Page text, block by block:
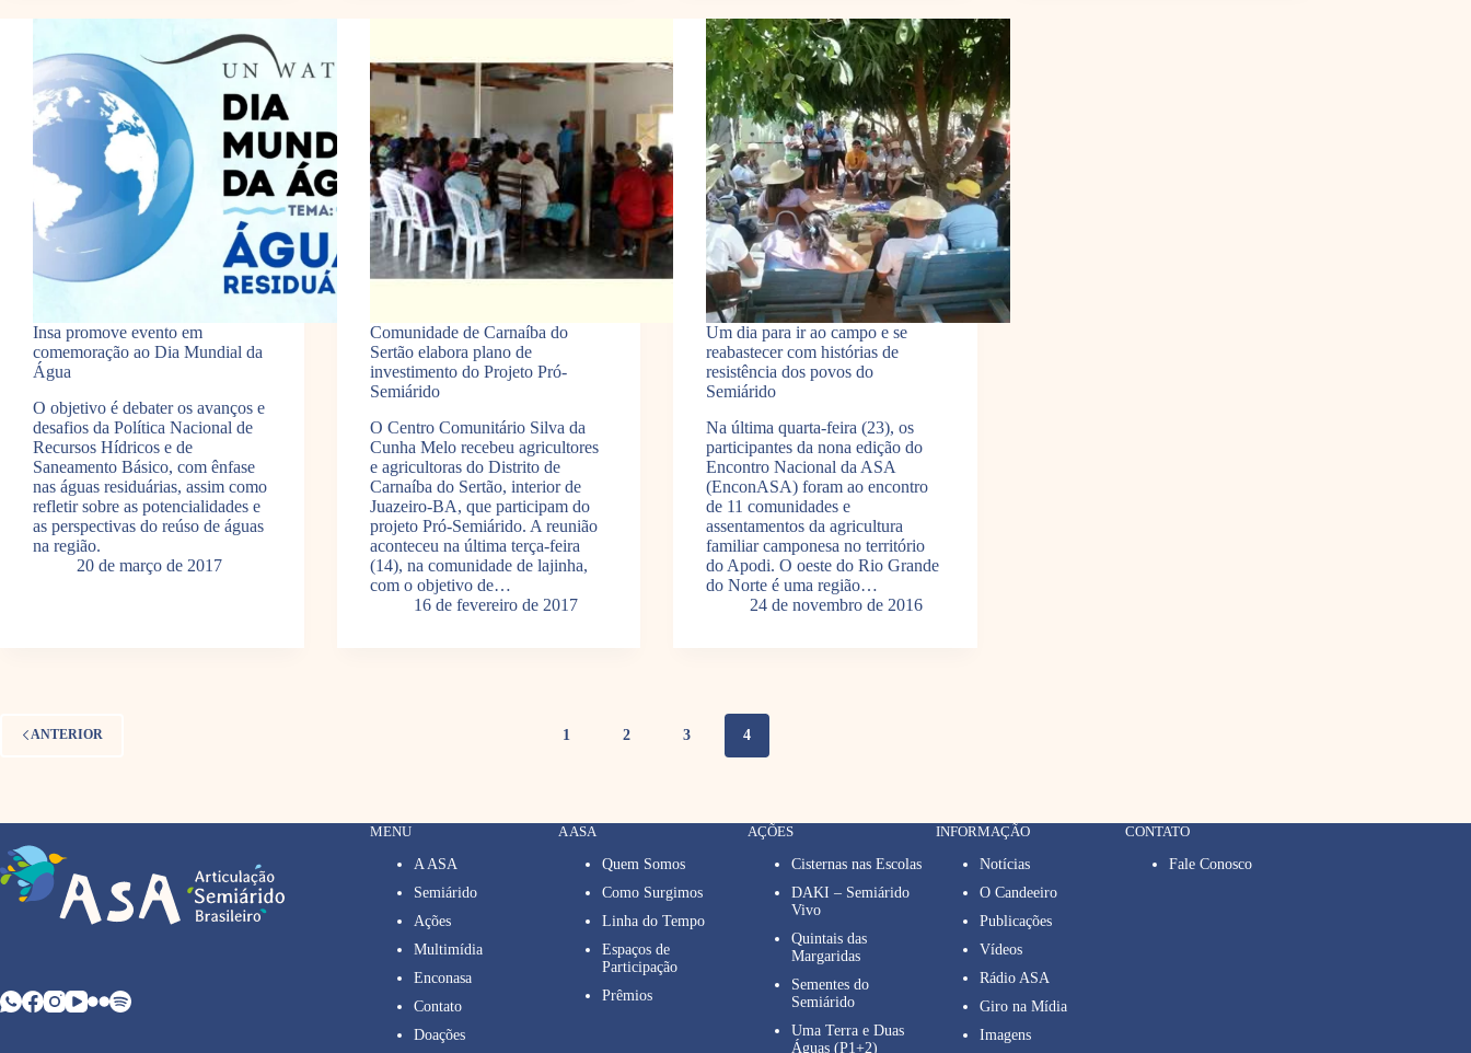
Insa promove evento em
comemoração ao Dia Mundial da
Água
O objetivo é debater os avanços e
desafios da Política Nacional de
Recursos Hídricos e de
Saneamento Básico, com ênfase
nas águas residuárias, assim como
refletir sobre as potencialidades e
as perspectivas do reúso de águas
na região.
20 de março de 2017
Comunidade de Carnaíba do
Sertão elabora plano de
investimento do Projeto Pró-
Semiárido
O Centro Comunitário Silva da
Cunha Melo recebeu agricultores
e agricultoras do Distrito de
Carnaíba do Sertão, interior de
Juazeiro-BA, que participam do
projeto Pró-Semiárido. A reunião
aconteceu na última terça-feira
(14), na comunidade de lajinha,
com o objetivo de…
16 de fevereiro de 2017
Um dia para ir ao campo e se
reabastecer com histórias de
resistência dos povos do
Semiárido
Na última quarta-feira (23), os
participantes da nona edição do
Encontro Nacional da ASA
(EnconASA) foram ao encontro
de 11 comunidades e
assentamentos da agricultura
familiar camponesa no território
do Apodi. O oeste do Rio Grande
do Norte é uma região…
24 de novembro de 2016
ANTERIOR 1 2 3 4
MENU
A ASA
Semiárido
Ações
Multimídia
Enconasa
Contato
Doações
A ASA
Quem Somos
Como Surgimos
Linha do Tempo
Espaços de
Participação
Prêmios
AÇÕES
Cisternas nas Escolas
DAKI – Semiárido
Vivo
Quintais das
Margaridas
Sementes do
Semiárido
Uma Terra e Duas
Águas (P1+2)
INFORMAÇÃO
Notícias
O Candeeiro
Publicações
Vídeos
Rádio ASA
Giro na Mídia
Imagens
CONTATO
Fale Conosco